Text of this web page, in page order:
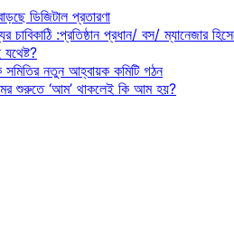
ডিজিটাল প্রতারণা
চাবিকাঠি :প্রতিষ্ঠান প্রধান/ বস/ ম্যানেজার
সমিতির নতুন আহ্বায়ক কমিটি গঠন
শুরুতে ‘আম’ থাকলেই কি আম হয়?